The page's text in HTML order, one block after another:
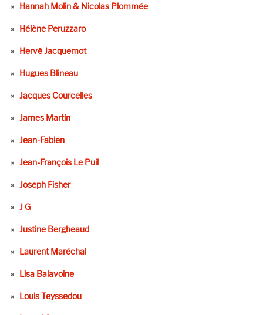
Hannah Molin & Nicolas Plommée
Hélène Peruzzaro
Hervé Jacquemot
Hugues Blineau
Jacques Courcelles
James Martin
Jean-Fabien
Jean-François Le Puil
Joseph Fisher
J G
Justine Bergheaud
Laurent Maréchal
Lisa Balavoine
Louis Teyssedou